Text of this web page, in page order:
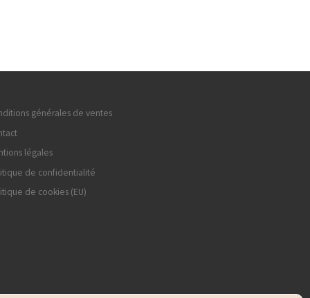
générales de ventes
légales
de confidentialité
de cookies (EU)